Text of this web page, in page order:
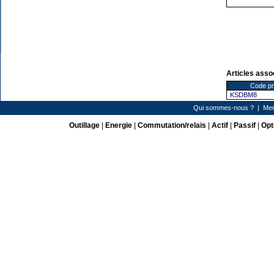
Articles
Code
KSDBM8
Qui sommes-nous ?|
Outillage| Energie| Commutation/relais Actif| Passif|